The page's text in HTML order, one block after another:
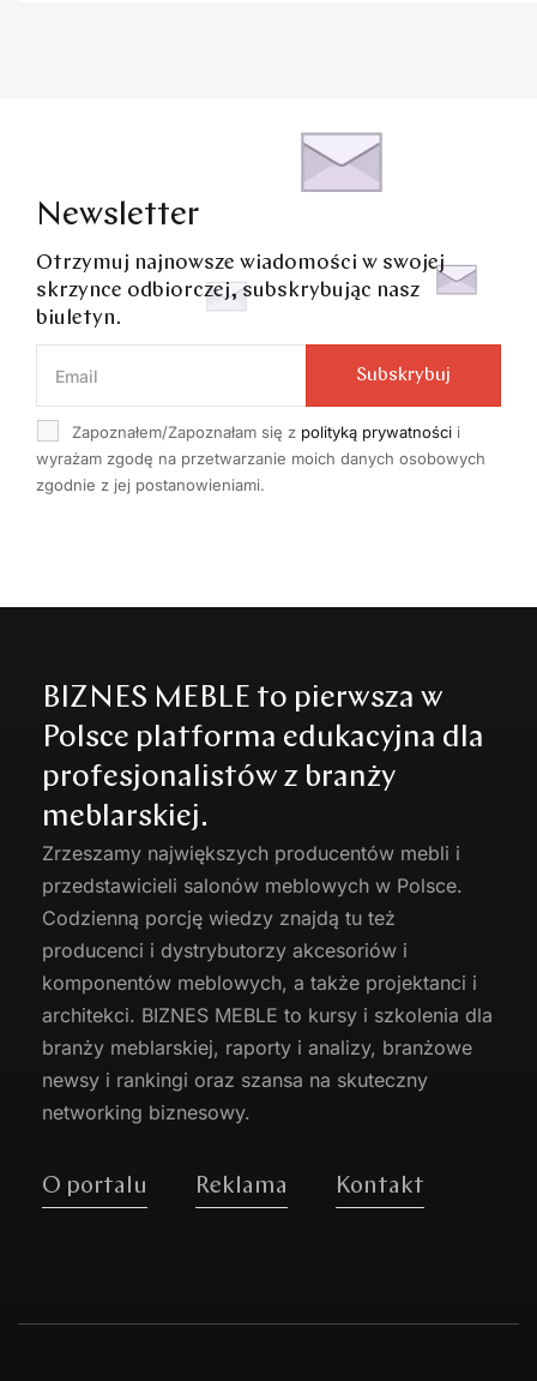
Newsletter
Otrzymuj najnowsze wiadomości w swojej
skrzynce odbiorczej, subskrybując nasz
biuletyn.
Zapoznałem/Zapoznałam się z polityką prywatności i
wyrażam zgodę na przetwarzanie moich danych osobowych
zgodnie z jej postanowieniami.
Subskrybuj
BIZNES MEBLE to pierwsza w
Polsce platforma edukacyjna dla
profesjonalistów z branży
meblarskiej.
Zrzeszamy największych producentów mebli i
przedstawicieli salonów meblowych w Polsce.
Codzienną porcję wiedzy znajdą tu też
producenci i dystrybutorzy akcesoriów i
komponentów meblowych, a także projektanci i
architekci. BIZNES MEBLE to kursy i szkolenia dla
branży meblarskiej, raporty i analizy, branżowe
newsy i rankingi oraz szansa na skuteczny
networking biznesowy.
O portalu Reklama Kontakt